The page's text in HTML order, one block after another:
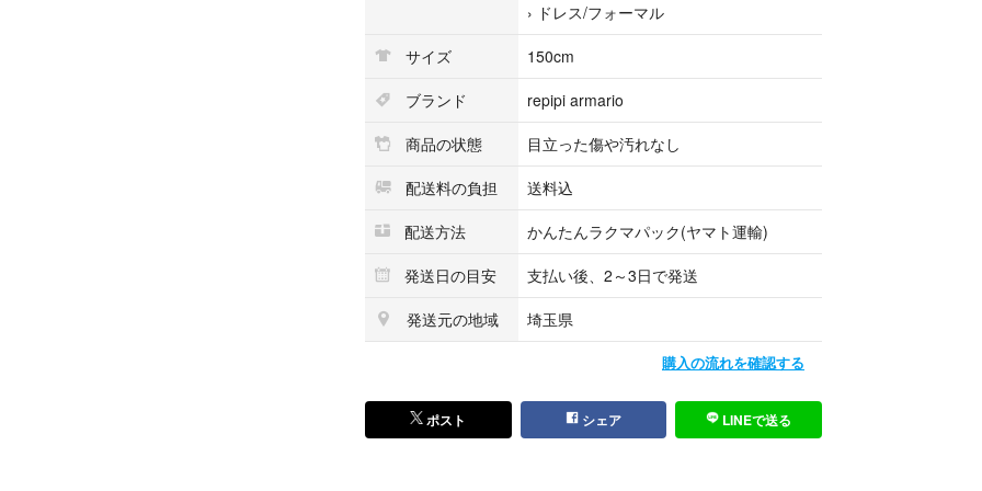
素人検品の為、見落としがある場合があります。完璧を求める方はお
店での購入をお勧めします。
卒業式
卒服
レピピアルマリオ
レピピアルマリオ 卒服
レピピアルマリオ 卒服 Mサイズ
› ドレス/フォーマル
サイズ
150cm
ブランド
repipi armario
商品の状態
目立った傷や汚れなし
配送料の負担
送料込
配送方法
かんたんラクマパック(ヤマト運輸)
発送日の目安
支払い後、2～3日で発送
発送元の地域
埼玉県
購入の流れを確認する
ポスト シェア LINEで送る